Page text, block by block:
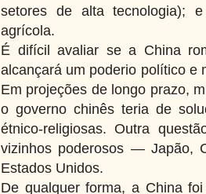
setores de alta tecnologia);
agrícola.
É difícil avaliar se a China
alcançará um poderio político e
Em projeções de longo prazo,
o governo chinês teria de
étnico-religiosas. Outra
vizinhos poderosos — Japão,
Estados Unidos.
De qualquer forma, a China